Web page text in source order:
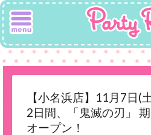
【小名浜店】11月7日(
2日間、「鬼滅の刃」
オープン！